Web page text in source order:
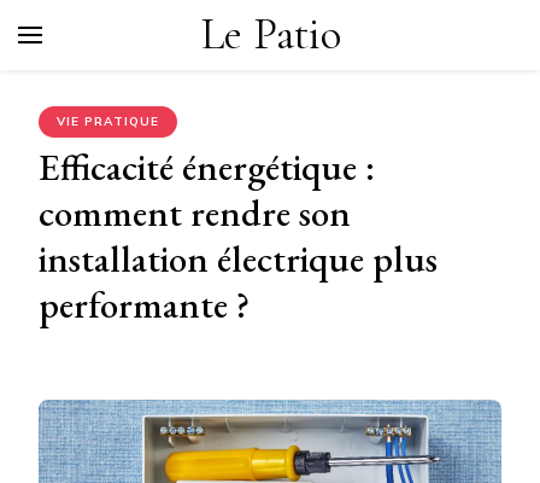
Le Patio
VIE PRATIQUE
Efficacité énergétique :
comment rendre son
installation électrique plus
performante ?